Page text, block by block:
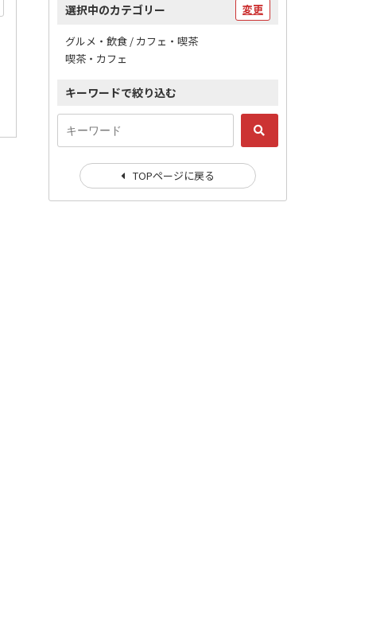
選択中のカテゴリー 変更
グルメ・飲食 / カフェ・喫茶
喫茶・カフェ
キーワードで絞り込む
TOPページに戻る